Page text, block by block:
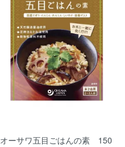
オーサワ五目ごはんの素 150